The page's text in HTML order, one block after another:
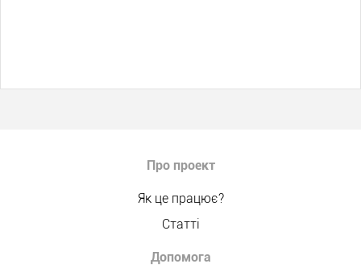
Про проект
Як це працює?
Статті
Допомога